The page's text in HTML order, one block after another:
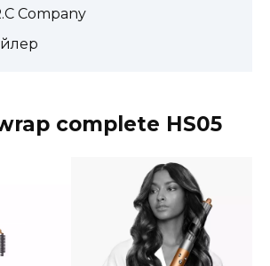
Company
complete HS05